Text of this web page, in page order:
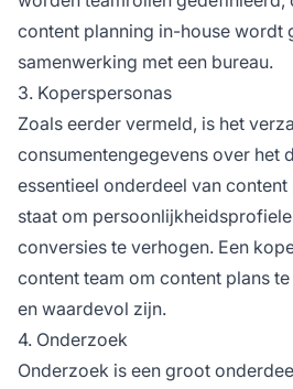
content planning in-house wordt
samenwerking met een bureau.
3. Koperspersonas
Zoals eerder vermeld, is het
consumentengegevens over het
essentieel onderdeel van
staat om
conversies te verhogen. Een
content team om content plans
en waardevol zijn.
4. Onderzoek
Onderzoek is een groot